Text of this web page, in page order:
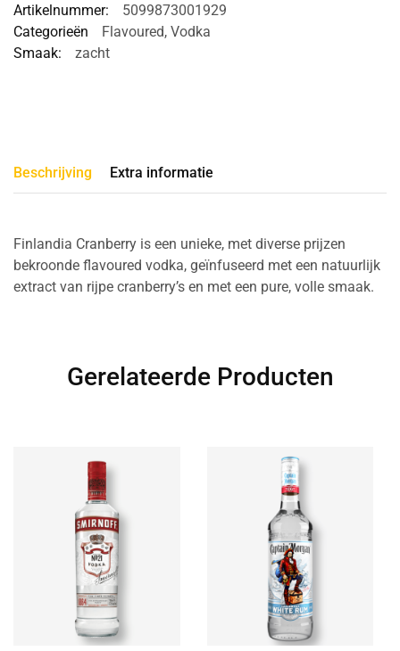
Artikelnummer:
5099873001929
Categorieën
Flavoured, Vodka
Smaak:
zacht
Beschrijving Extra informatie
Finlandia Cranberry is een unieke, met diverse prijzen
bekroonde flavoured vodka, geïnfuseerd met een natuurlijk
extract van rijpe cranberry’s en met een pure, volle smaak.
Gerelateerde Producten